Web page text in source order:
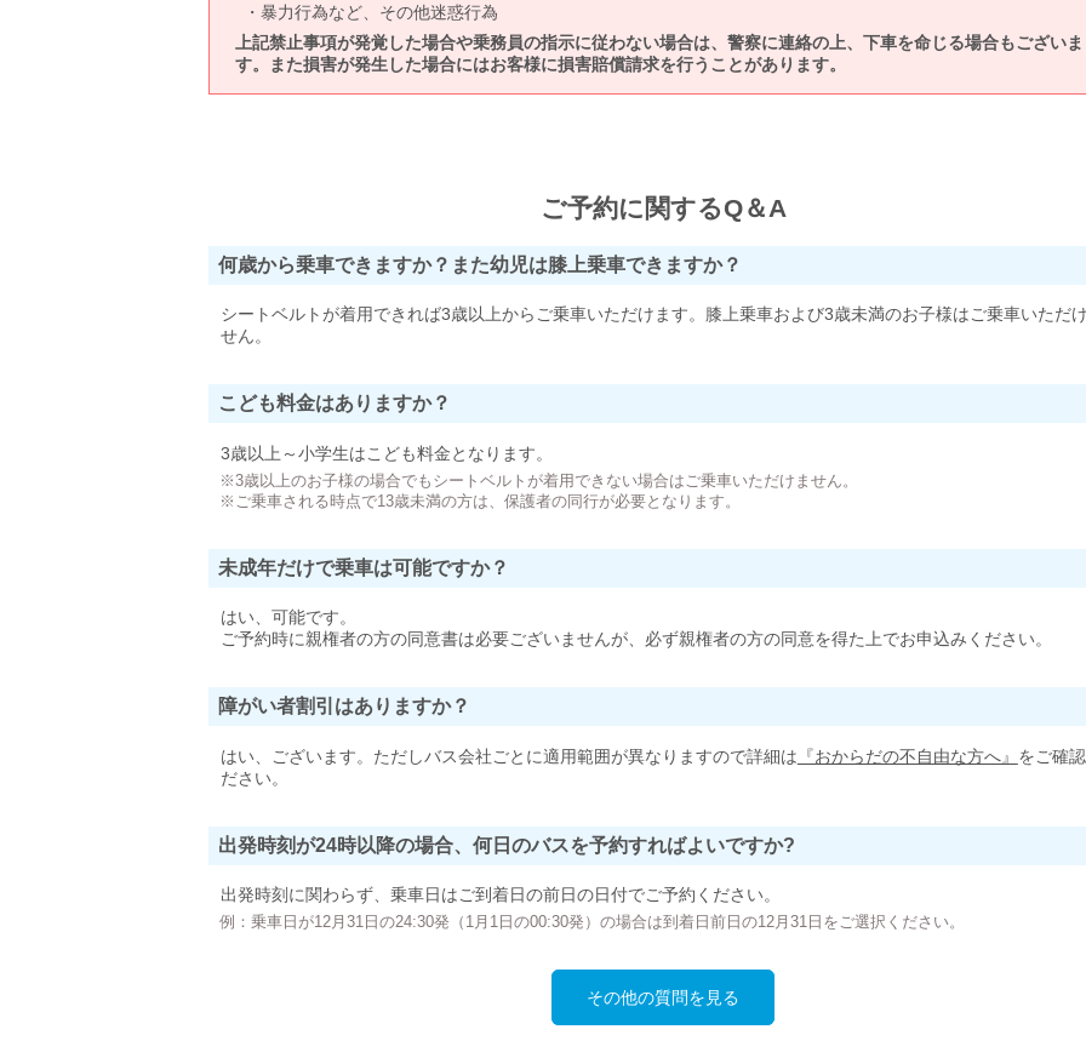
暴力行為など、その他迷惑行為
上記禁止事項が発覚した場合や乗務員の指示に従わない場合は、警察に連絡の上、下車を命じる場合もございま
す。また損害が発生した場合にはお客様に損害賠償請求を行うことがあります。
ご予約に関するQ＆A
何歳から乗車できますか？また幼児は膝上乗車できますか？
シートベルトが着用できれば3歳以上からご乗車いただけます。膝上乗車および3歳未満のお子様はご乗車いただ
せん。
こども料金はありますか？
3歳以上～小学生はこども料金となります。
※3歳以上のお子様の場合でもシートベルトが着用できない場合はご乗車いただけません。
※ご乗車される時点で13歳未満の方は、保護者の同行が必要となります。
未成年だけで乗車は可能ですか？
はい、可能です。
ご予約時に親権者の方の同意書は必要ございませんが、必ず親権者の方の同意を得た上でお申込みください。
障がい者割引はありますか？
はい、ございます。ただしバス会社ごとに適用範囲が異なりますので詳細は 『おからだの不自由な方へ』 をご確
ださい。
出発時刻が24時以降の場合、何日のバスを予約すればよいですか?
出発時刻に関わらず、乗車日はご到着日の前日の日付でご予約ください。
例：乗車日が12月31日の24:30発（1月1日の00:30発）の場合は到着日前日の12月31日をご選択ください。
その他の質問を見る